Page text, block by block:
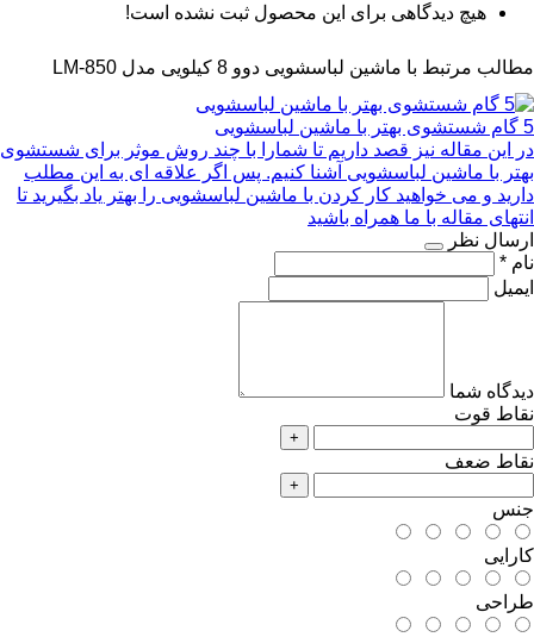
هیچ دیدگاهی برای این محصول ثبت نشده است!
مطالب مرتبط با ماشین لباسشویی دوو 8 کیلویی مدل LM-850
5 گام شستشوی بهتر با ماشین لباسشویی
در این مقاله نیز قصد داریم تا شمارا با چند روش موثر برای شستشوی
بهتر با ماشین لباسشویی آشنا کنیم. پس اگر علاقه ای به این مطلب
دارید و می خواهید کار کردن با ماشین لباسشویی را بهتر یاد بگیرید تا
انتهای مقاله با ما همراه باشید
ارسال نظر
نام *
ایمیل
دیدگاه شما
نقاط قوت
+
نقاط ضعف
+
جنس
کارایی
طراحی